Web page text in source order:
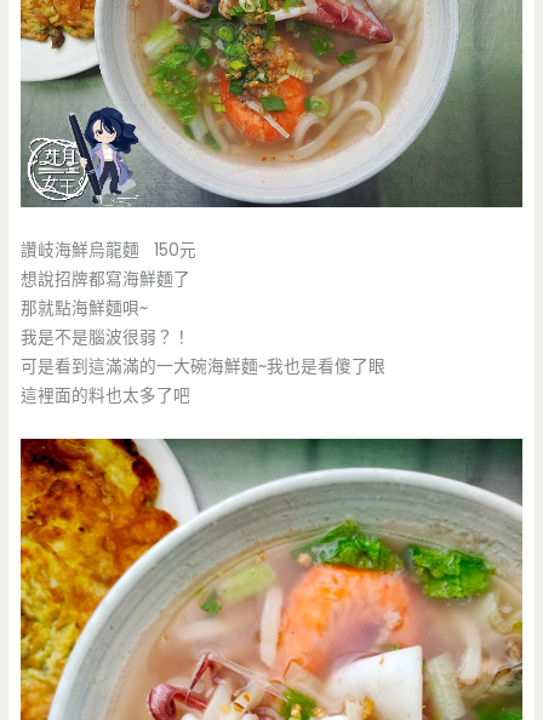
讚岐海鮮烏龍麵 150元
想說招牌都寫海鮮麵了
那就點海鮮麵唄~
我是不是腦波很弱？！
可是看到這滿滿的一大碗海鮮麵~我也是看傻了眼
這裡面的料也太多了吧